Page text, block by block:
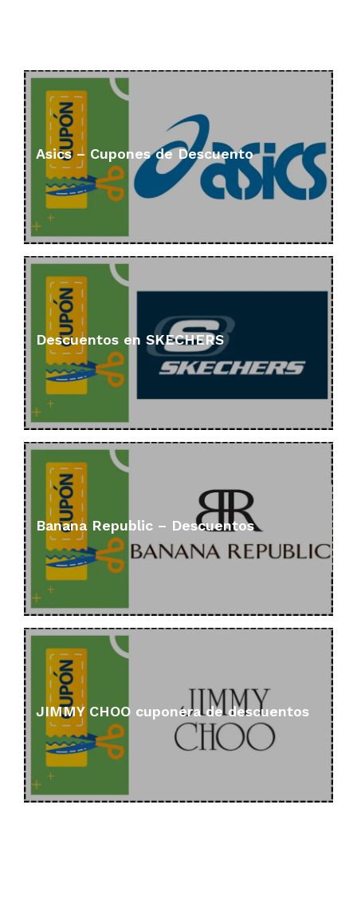
Asics – Cupones de Descuento
Descuentos en SKECHERS
Banana Republic – Descuentos
JIMMY CHOO cuponera de descuentos